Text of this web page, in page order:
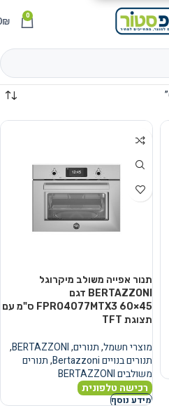
0
₪
תנור אפייה משולב מיקרוגל
BERTAZZONI דגם
FPRO4077MTX3 60×45 ס"מ עם
תצוגת TFT
מוצרי חשמל,תנורים,
BERTAZZONI
,
תנורים בנויים Bertazzoni
,תנורים
משולבים BERTAZZONI
רכישה טלפונית
מידע נוסף